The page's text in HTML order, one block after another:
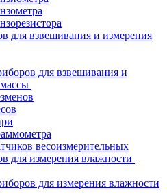
для взвешивания и измерения
для взвешивания и
весоизмерительных
для измерения влажности
для измерения влажности